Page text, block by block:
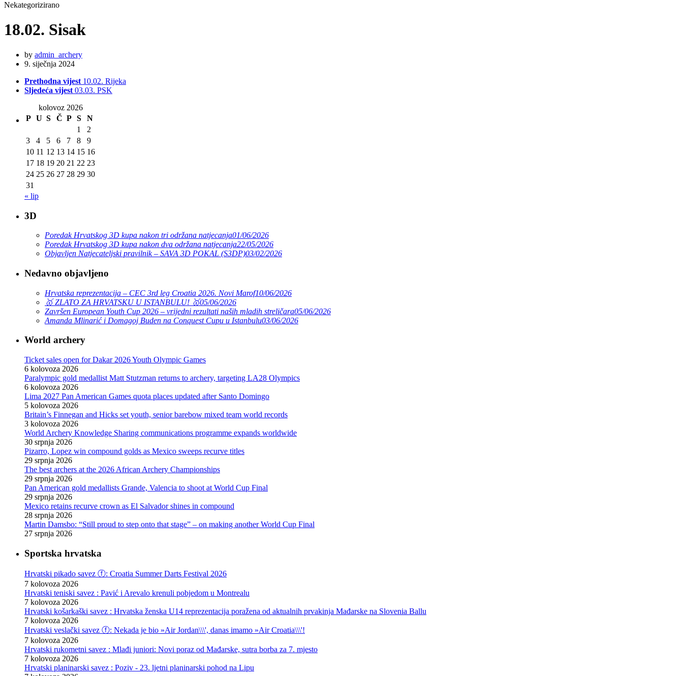
Nekategorizirano
18.02. Sisak
by admin_archery
9. siječnja 2024
Prethodna vijest 10.02. Rijeka
Sljedeća vijest 03.03. PSK
kolovoz 2026
P U S Č P S
N
1
2
3
4 5 6 7 8
9
10 11 12 13 14 15 16
17 18 19 20 21 22 23
24 25 26 27 28 29 30
31
« lip
3D
Poredak Hrvatskog 3D kupa nakon tri održana natjecanja01/06/2026
Poredak Hrvatskog 3D kupa nakon dva održana natjecanja22/05/2026
Objavljen Natjecateljski pravilnik – SAVA 3D POKAL (S3DP)03/02/2026
Nedavno objavljeno
Hrvatska reprezentacija – CEC 3rd leg Croatia 2026. Novi Marof10/06/2026
🥇 ZLATO ZA HRVATSKU U ISTANBULU! 🥇05/06/2026
Završen European Youth Cup 2026 – vrijedni rezultati naših mladih streličara05/06/2026
Amanda Mlinarić i Domagoj Buden na Conquest Cupu u Istanbulu03/06/2026
World archery
Ticket sales open for Dakar 2026 Youth Olympic Games
6 kolovoza 2026
Paralympic gold medallist Matt Stutzman returns to archery, targeting LA28 Olympics
6 kolovoza 2026
Lima 2027 Pan American Games quota places updated after Santo Domingo
5 kolovoza 2026
Britain’s Finnegan and Hicks set youth, senior barebow mixed team world records
3 kolovoza 2026
World Archery Knowledge Sharing communications programme expands worldwide
30 srpnja 2026
Pizarro, Lopez win compound golds as Mexico sweeps recurve titles
29 srpnja 2026
The best archers at the 2026 African Archery Championships
29 srpnja 2026
Pan American gold medallists Grande, Valencia to shoot at World Cup Final
29 srpnja 2026
Mexico retains recurve crown as El Salvador shines in compound
28 srpnja 2026
Martin Damsbo: “Still proud to step onto that stage” – on making another World Cup Final
27 srpnja 2026
Sportska hrvatska
Hrvatski pikado savez ⓕ: Croatia Summer Darts Festival 2026
7 kolovoza 2026
Hrvatski teniski savez : Pavić i Arevalo krenuli pobjedom u Montrealu
7 kolovoza 2026
Hrvatski košarkaški savez : Hrvatska ženska U14 reprezentacija poražena od aktualnih prvakinja Mađarske na Slovenia Ballu
7 kolovoza 2026
Hrvatski veslački savez ⓕ: Nekada je bio »Air Jordan\\\', danas imamo »Air Croatia\\\'!
7 kolovoza 2026
Hrvatski rukometni savez : Mlađi juniori: Novi poraz od Mađarske, sutra borba za 7. mjesto
7 kolovoza 2026
Hrvatski planinarski savez : Poziv - 23. ljetni planinarski pohod na Lipu